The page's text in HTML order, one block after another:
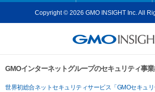
Copyright © 2026 GMO INSIGHT Inc. All
GMOインターネットグループのセキュリティ事
世界初総合ネットセキュリティサービス「GMOセキュリ